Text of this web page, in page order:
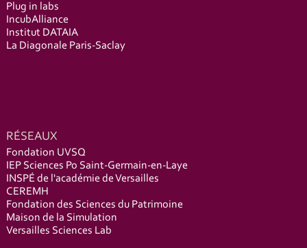
Plug in labs
IncubAlliance
Institut DATAIA
La Diagonale Paris-Saclay
RÉSEAUX
Fondation UVSQ
IEP Sciences Po Saint-Germain-en-Laye
INSPÉ de l'académie de Versailles
CEREMH
Fondation des Sciences du Patrimoine
Maison de la Simulation
Versailles Sciences Lab